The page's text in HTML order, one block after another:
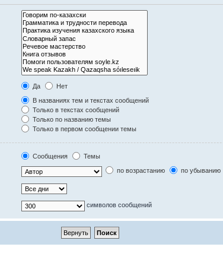
Да
Нет
В названиях тем и текстах сообщений
Только в текстах сообщений
Только по названию темы
Только в первом сообщении темы
Сообщения
Темы
по возрастанию по убыванию
символов сообщений